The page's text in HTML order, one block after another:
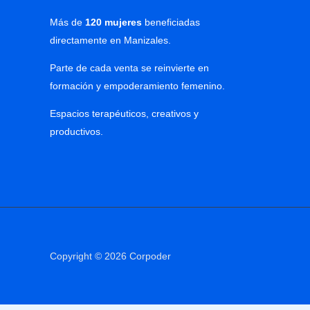
Más de 120 mujeres beneficiadas
directamente en Manizales.
Parte de cada venta se reinvierte en
formación y empoderamiento femenino.
Espacios terapéuticos, creativos y
productivos.
Copyright © 2026 Corpoder